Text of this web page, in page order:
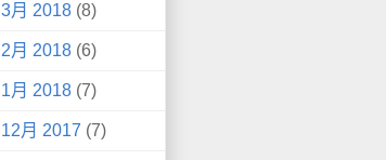
3月 2018 (8)
2月 2018 (6)
1月 2018 (7)
12月 2017 (7)